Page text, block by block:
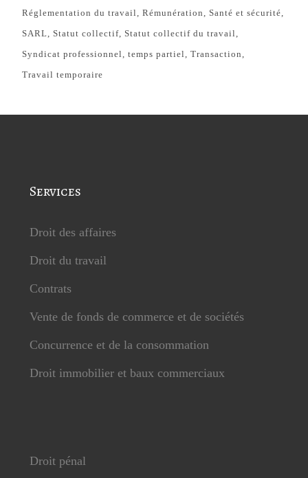
Réglementation du travail Rémunération Santé et sécurité
SARL Statut collectif Statut collectif du travail
Syndicat professionnel temps partiel Transaction
Travail temporaire
Services
Droit des affaires
Droit du travail
Contrats
Vente de fonds de commerce et de sociétés
Concurrence et de la consommation
Droit immobilier et baux commerciaux
Droit pénal